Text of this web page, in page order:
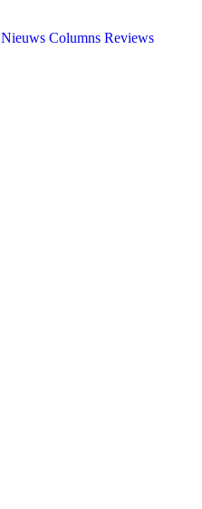
Nieuws Columns Reviews